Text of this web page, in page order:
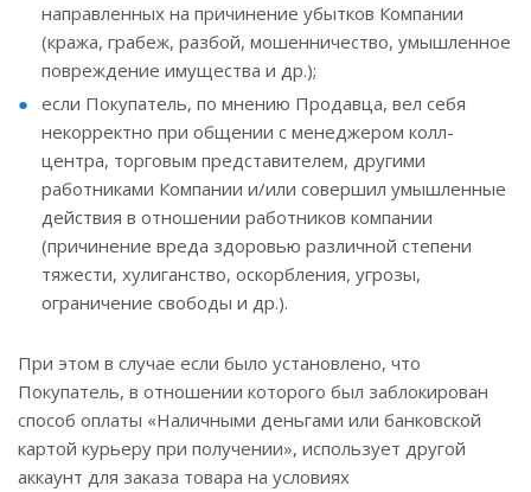
направленных на причинение убытков Компании
(кража, грабеж, разбой, мошенничество, умышленное
повреждение имущества и др.);
если Покупатель, по мнению Продавца, вел себя
некорректно при общении с менеджером колл-
центра, торговым представителем, другими
работниками Компании и/или совершил умышленные
действия в отношении работников компании
(причинение вреда здоровью различной степени
тяжести, хулиганство, оскорбления, угрозы,
ограничение свободы и др.).
При этом в случае если было установлено, что
Покупатель, в отношении которого был заблокирован
способ оплаты «Наличными деньгами или банковской
картой курьеру при получении», использует другой
аккаунт для заказа товара на условиях